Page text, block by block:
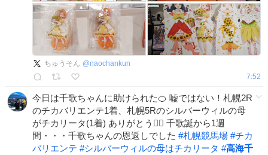
ちゅうそん @naochankun
7:52
今日は千歌ちゃんに助けられた🍊 嘘ではない！札幌2R
のチカバリエンテ1着、札幌5Rのシルバーウィルの母
がチカリータ(1着) ありがとう🙇‍♂️ 千歌誕から1週
間・・・千歌ちゃんの恩返しでした #札幌競馬場 #チカ
バリエンテ #シルバーウィルの母はチカリータ #高海千